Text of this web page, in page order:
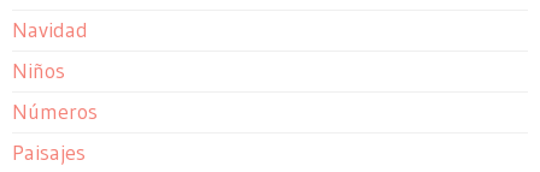
Navidad
Niños
Números
Paisajes